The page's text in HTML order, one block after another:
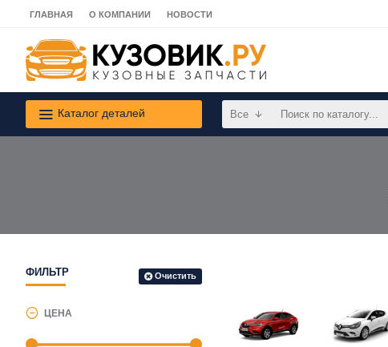
ГЛАВНАЯ О КОМПАНИИ НОВОСТИ
Каталог деталей Все
ФИЛЬТР Очистить
ЦЕНА